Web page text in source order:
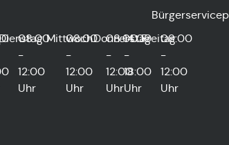
08:00
-
12:00
Uhr
Mittwoch
08:00
-
12:00
Uhr
Donnerstag
08:00
-
12:00
Uhr
14:00
-
18:00
Uhr
Freitag08:00
-
12:00
Uhr